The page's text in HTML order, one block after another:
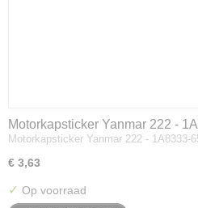
Motorkapsticker Yanmar 222 -
Motorkapsticker Yanmar 222 - 1A8333-
€ 3,63
✓ Op voorraad